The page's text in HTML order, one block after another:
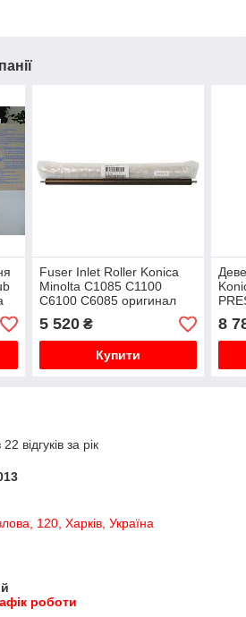
Fuser Inlet Roller Konica
Minolta C1085 C1100
C6100 C6085 оригинал
A5AWR70E00
A5AWR70E11
5 520₴
Купити
8
відгуків за рік
120, Харків, Україна
роботи